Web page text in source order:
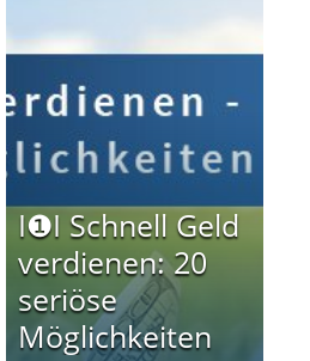
I❶I Schnell Geld
verdienen: 20
seriöse
Möglichkeiten